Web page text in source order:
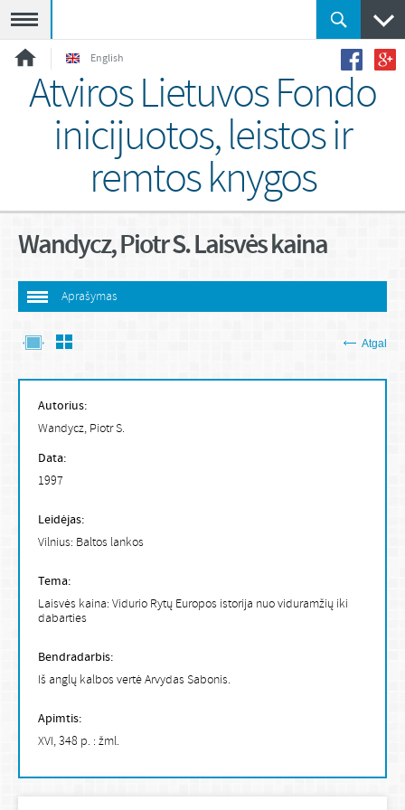
English
Atviros Lietuvos Fondo
inicijuotos, leistos ir
remtos knygos
Wandycz, Piotr S. Laisvės kaina
Aprašymas
Atgal
Autorius:
Wandycz, Piotr S.
Data:
1997
Leidėjas:
Vilnius: Baltos lankos
Tema:
Laisvės kaina: Vidurio Rytų Europos istorija nuo viduramžių iki
dabarties
Bendradarbis:
Iš anglų kalbos vertė Arvydas Sabonis.
Apimtis:
XVI, 348 p. : žml.